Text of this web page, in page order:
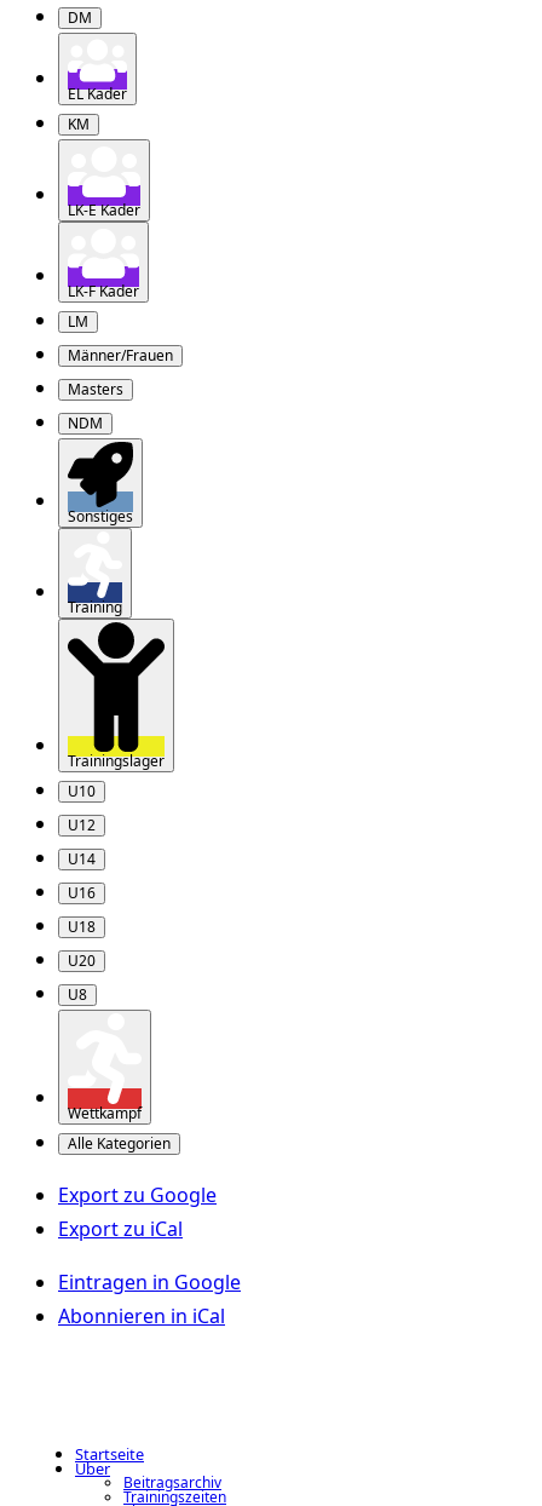
DM
EL Kader
KM
LK-E Kader
LK-F Kader
LM
Männer/Frauen
Masters
NDM
Sonstiges
Training
Trainingslager
U10
U12
U14
U16
U18
U20
U8
Wettkampf
Alle Kategorien
Export zu Google
Export zu iCal
Eintragen in Google
Abonnieren in iCal
Startseite
Über
Beitragsarchiv
Trainingszeiten